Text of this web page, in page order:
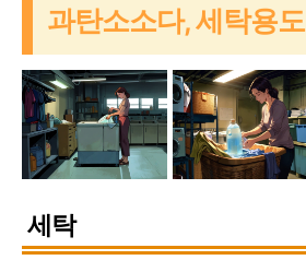
과탄소소다, 세탁용도
세탁